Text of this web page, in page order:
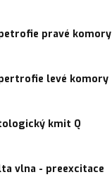
pravé komory
levé komory
kmit Q
vlna - preexcitace